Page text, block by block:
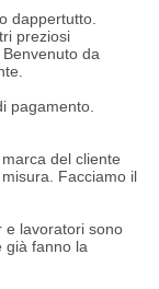
dappertutto.
preziosi
da
pagamento.
del cliente
Facciamo il
e lavoratori sono
già fanno la